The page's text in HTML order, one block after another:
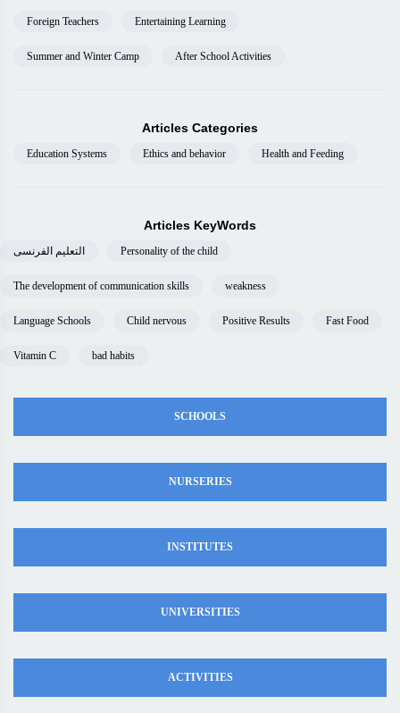
Foreign Teachers Entertaining Learning
Summer and Winter Camp After School Activities
Articles Categories
Education Systems Ethics and behavior Health and Feeding
Articles KeyWords
التعليم الفرنسى Personality of the child
The development of communication skills weakness
Language Schools Child nervous Positive Results Fast Food
Vitamin C bad habits
SCHOOLS
NURSERIES
INSTITUTES
UNIVERSITIES
ACTIVITIES